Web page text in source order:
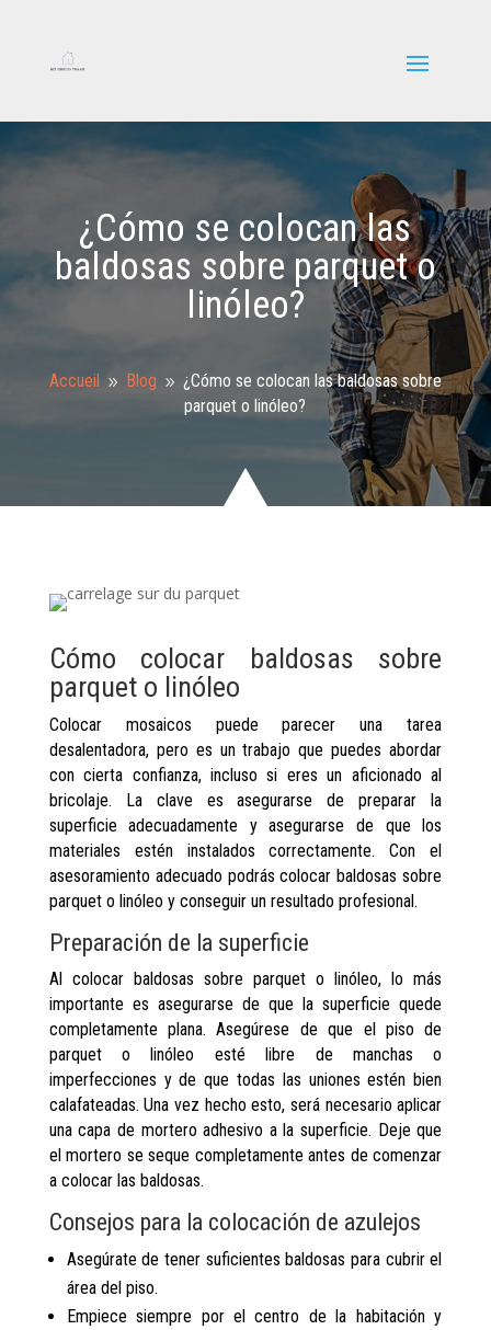
¿Cómo se colocan las
baldosas sobre parquet o
linóleo?
Accueil 9 Blog 9 ¿Cómo se colocan las baldosas sobre
parquet o linóleo?
Cómo colocar baldosas sobre
parquet o linóleo
Colocar mosaicos puede parecer una tarea
desalentadora, pero es un trabajo que puedes abordar
con cierta confianza, incluso si eres un aficionado al
bricolaje. La clave es asegurarse de preparar la
superficie adecuadamente y asegurarse de que los
materiales estén instalados correctamente. Con el
asesoramiento adecuado podrás colocar baldosas sobre
parquet o linóleo y conseguir un resultado profesional.
Preparación de la superficie
Al colocar baldosas sobre parquet o linóleo, lo más
importante es asegurarse de que la superficie quede
completamente plana. Asegúrese de que el piso de
parquet o linóleo esté libre de manchas o
imperfecciones y de que todas las uniones estén bien
calafateadas. Una vez hecho esto, será necesario aplicar
una capa de mortero adhesivo a la superficie. Deje que
el mortero se seque completamente antes de comenzar
a colocar las baldosas.
Consejos para la colocación de azulejos
Asegúrate de tener suficientes baldosas para cubrir el
área del piso.
Empiece siempre por el centro de la habitación y